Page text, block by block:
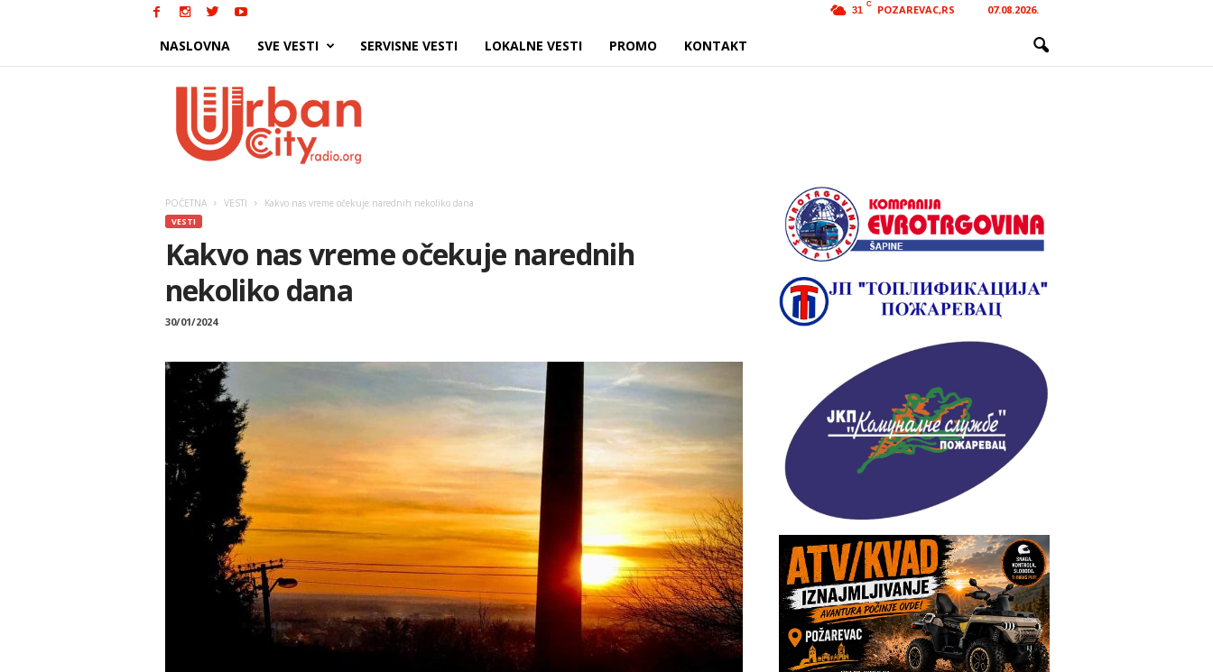
31
C POZAREVAC,RS 07.08.2026.
NASLOVNA SVE VESTI SERVISNE VESTI LOKALNE VESTI PROMO KONTAKT
POČETNA VESTI Kakvo nas vreme očekuje narednih nekoliko dana
VESTI
Kakvo nas vreme očekuje narednih
nekoliko dana
30/01/2024